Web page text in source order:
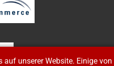
auf unserer Website. Einige